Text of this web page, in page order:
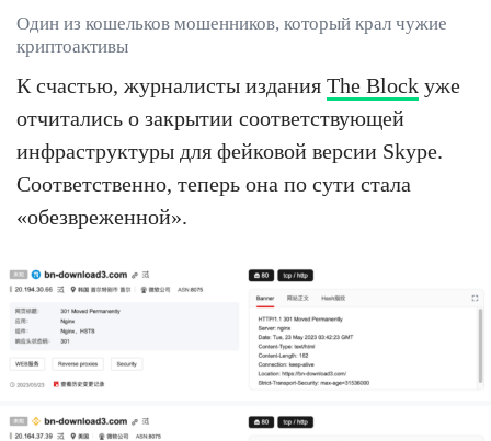
Один из кошельков мошенников, который крал чужие
криптоактивы
К счастью, журналисты издания The Block уже
отчитались о закрытии соответствующей
инфраструктуры для фейковой версии Skype.
Соответственно, теперь она по сути стала
«обезвреженной».